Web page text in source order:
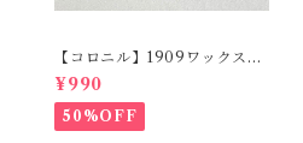
【コロニル】1909ワックスポ
リッシュ バーガンディ（革
靴用）
¥990
50%OFF